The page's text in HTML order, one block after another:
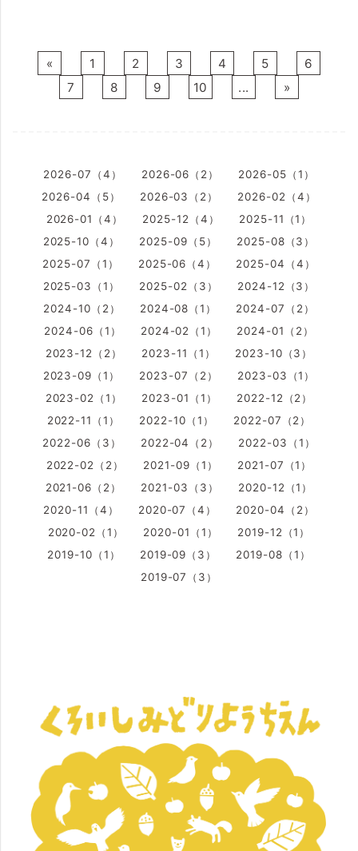
« 1 2 3 4 5
6
7
8 9 10 ... »
2026-07（4） 2026-06（2）
2026-05（1）
2026-04（5）
2026-03（2）
2026-02（4）
2026-01（4）
2025-12（4）
2025-11（1）
2025-10（4）
2025-09（5）
2025-08（3）
2025-07（1）
2025-06（4）
2025-04（4）
2025-03（1）
2025-02（3）
2024-12（3）
2024-10（2）
2024-08（1）
2024-07（2）
2024-06（1）
2024-02（1）
2024-01（2）
2023-12（2）
2023-11（1）
2023-10（3）
2023-09（1）
2023-07（2）
2023-03（1）
2023-02（1）
2023-01（1）
2022-12（2）
2022-11（1）
2022-10（1）
2022-07（2）
2022-06（3）
2022-04（2）
2022-03（1）
2022-02（2）
2021-09（1）
2021-07（1）
2021-06（2）
2021-03（3）
2020-12（1）
2020-11（4）
2020-07（4）
2020-04（2）
2020-02（1）
2020-01（1）
2019-12（1）
2019-10（1）
2019-09（3）
2019-08（1）
2019-07（3）